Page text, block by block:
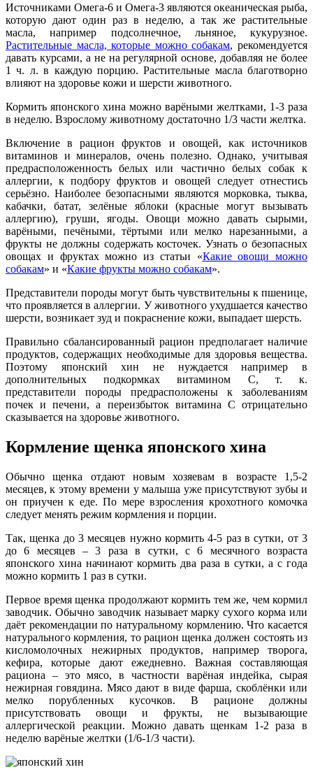
Источниками Омега-6 и Омега-3 являются океаническая рыба,
которую дают один раз в неделю, а так же растительные
масла, например подсолнечное, льняное, кукурузное.
Растительные масла, которые можно собакам, рекомендуется
давать курсами, а не на регулярной основе, добавляя не более
1 ч. л. в каждую порцию. Растительные масла благотворно
влияют на здоровье кожи и шерсти животного.
Кормить японского хина можно варёными желтками, 1-3 раза
в неделю. Взрослому животному достаточно 1/3 части желтка.
Включение в рацион фруктов и овощей, как источников
витаминов и минералов, очень полезно. Однако, учитывая
предрасположенность белых или частично белых собак к
аллергии, к подбору фруктов и овощей следует отнестись
серьёзно. Наиболее безопасными являются морковка, тыква,
кабачки, батат, зелёные яблоки (красные могут вызывать
аллергию), груши, ягоды. Овощи можно давать сырыми,
варёными, печёными, тёртыми или мелко нарезанными, а
фрукты не должны содержать косточек. Узнать о безопасных
овощах и фруктах можно из статьи «Какие овощи можно
собакам» и «Какие фрукты можно собакам».
Представители породы могут быть чувствительны к пшенице,
что проявляется в аллергии. У животного ухудшается качество
шерсти, возникает зуд и покраснение кожи, выпадает шерсть.
Правильно сбалансированный рацион предполагает наличие
продуктов, содержащих необходимые для здоровья вещества.
Поэтому японский хин не нуждается например в
дополнительных подкормках витамином С, т. к.
представители породы предрасположены к заболеваниям
почек и печени, а переизбыток витамина С отрицательно
сказывается на здоровье животного.
Кормление щенка японского хина
Обычно щенка отдают новым хозяевам в возрасте 1,5-2
месяцев, к этому времени у малыша уже присутствуют зубы и
он приучен к еде. По мере взросления крохотного комочка
следует менять режим кормления и порции.
Так, щенка до 3 месяцев нужно кормить 4-5 раз в сутки, от 3
до 6 месяцев – 3 раза в сутки, с 6 месячного возраста
японского хина начинают кормить два раза в сутки, а с года
можно кормить 1 раз в сутки.
Первое время щенка продолжают кормить тем же, чем кормил
заводчик. Обычно заводчик называет марку сухого корма или
даёт рекомендации по натуральному кормлению. Что касается
натурального кормления, то рацион щенка должен состоять из
кисломолочных нежирных продуктов, например творога,
кефира, которые дают ежедневно. Важная составляющая
рациона – это мясо, в частности варёная индейка, сырая
нежирная говядина. Мясо дают в виде фарша, скоблёнки или
мелко порубленных кусочков. В рационе должны
присутствовать овощи и фрукты, не вызывающие
аллергической реакции. Можно давать щенкам 1-2 раза в
неделю варёные желтки (1/6-1/3 части).